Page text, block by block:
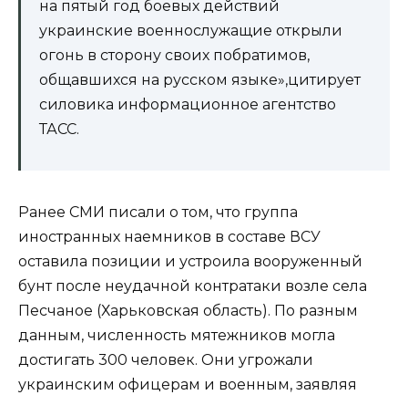
на пятый год боевых действий
украинские военнослужащие открыли
огонь в сторону своих побратимов,
общавшихся на русском языке»,цитирует
силовика информационное агентство
ТАСС.
Ранее СМИ писали о том, что группа
иностранных наемников в составе ВСУ
оставила позиции и устроила вооруженный
бунт после неудачной контратаки возле села
Песчаное (Харьковская область). По разным
данным, численность мятежников могла
достигать 300 человек. Они угрожали
украинским офицерам и военным, заявляя